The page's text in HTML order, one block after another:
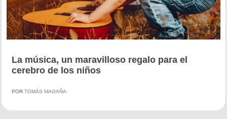
La música, un maravilloso regalo para el
cerebro de los niños
POR TOMÁS MAGAÑA